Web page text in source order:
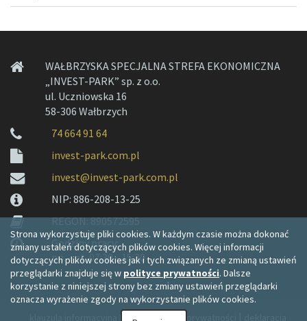
WAŁBRZYSKA SPECJALNA STREFA EKONOMICZNA
„INVEST-PARK” sp. z o.o.
ul. Uczniowska 16
58-306 Wałbrzych
74 664 91 64
invest-park.com.pl
invest@invest-park.com.pl
NIP: 886-208-13-25
REGON: 890572595
Godziny pracy:
pn. - pt. 07:30 - 15:30
klauzula informacyjna RODO polityka prywatności
Strona wykorzystuje pliki cookies. W każdym czasie można dokonać
zmiany ustaleń dotyczących plików cookies. Więcej informacji
dotyczących plików cookies jak i tych związanych ze zmianą ustawień
przeglądarki znajduje się w polityce prywatności. Dalsze
korzystanie z niniejszej strony bez zmiany ustawień przeglądarki
oznacza wyrażenie zgody na wykorzystanie plików cookies.